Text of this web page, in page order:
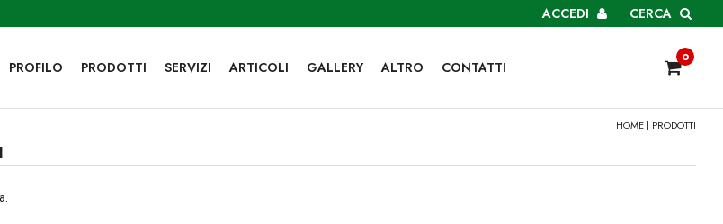
CERCA
ACCEDI
PROFILO PRODOTTI SERVIZI ARTICOLI GALLERY ALTRO CONTATTI
0
HOME | PRODOTTI